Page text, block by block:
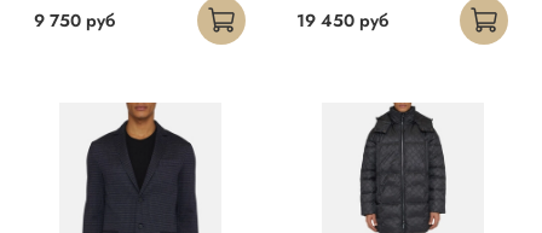
9 750 руб 19 450 руб